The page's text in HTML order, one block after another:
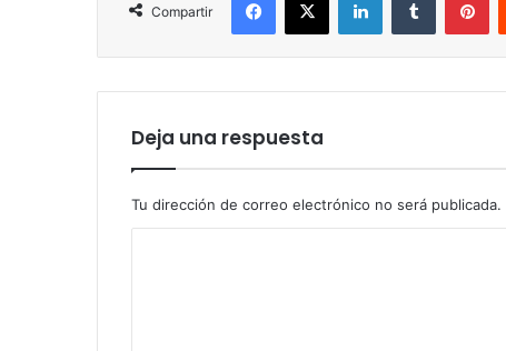
Compartir
Deja una respuesta
Tu dirección de correo electrónico no será publicada.